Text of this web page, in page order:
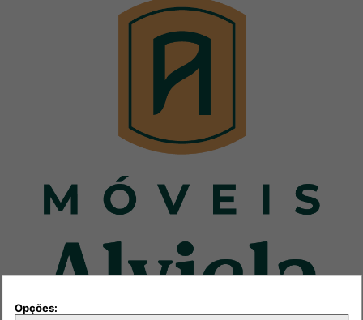
Opções: